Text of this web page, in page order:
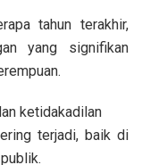
tahun terakhir,
yang signifikan
ketidakadilan
terjadi, baik di